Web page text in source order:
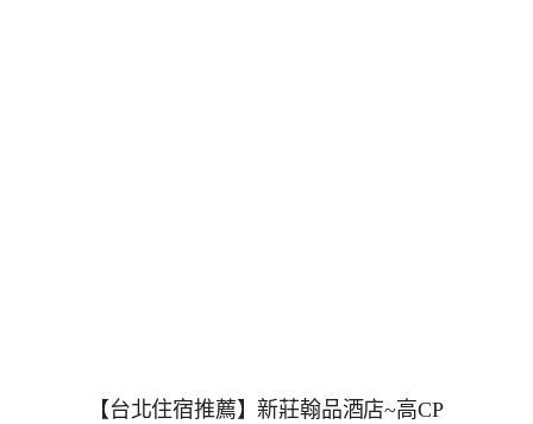
【台北住宿推薦】新莊翰品酒店~高CP